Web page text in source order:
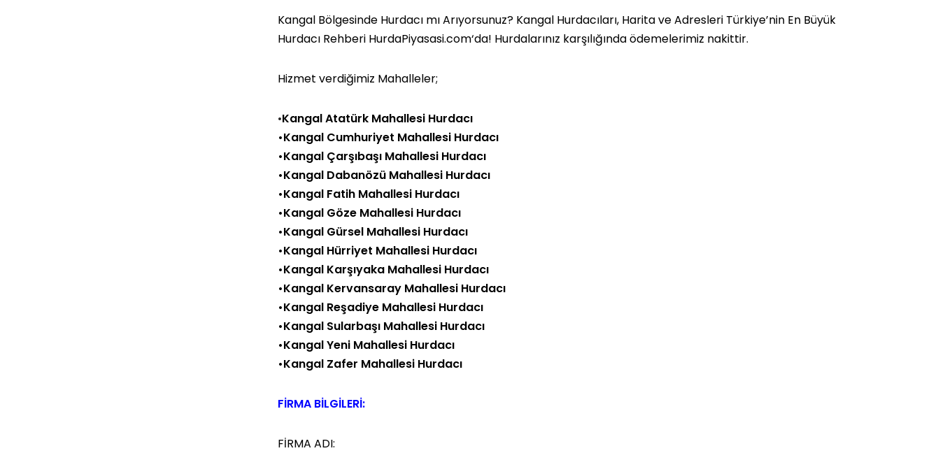
Kangal Bölgesinde Hurdacı mı Arıyorsunuz? Kangal Hurdacıları, Harita ve Adresleri Türkiye’nin En Büyük
Hurdacı Rehberi HurdaPiyasasi.com‘da! Hurdalarınız karşılığında ödemelerimiz nakittir.
Hizmet verdiğimiz Mahalleler;
•Kangal Atatürk Mahallesi Hurdacı
•Kangal Cumhuriyet Mahallesi Hurdacı
•Kangal Çarşıbaşı Mahallesi Hurdacı
•Kangal Dabanözü Mahallesi Hurdacı
•Kangal Fatih Mahallesi Hurdacı
•Kangal Göze Mahallesi Hurdacı
•Kangal Gürsel Mahallesi Hurdacı
•Kangal Hürriyet Mahallesi Hurdacı
•Kangal Karşıyaka Mahallesi Hurdacı
•Kangal Kervansaray Mahallesi Hurdacı
•Kangal Reşadiye Mahallesi Hurdacı
•Kangal Sularbaşı Mahallesi Hurdacı
•Kangal Yeni Mahallesi Hurdacı
•Kangal Zafer Mahallesi Hurdacı
FİRMA BİLGİLERİ:
FİRMA ADI: